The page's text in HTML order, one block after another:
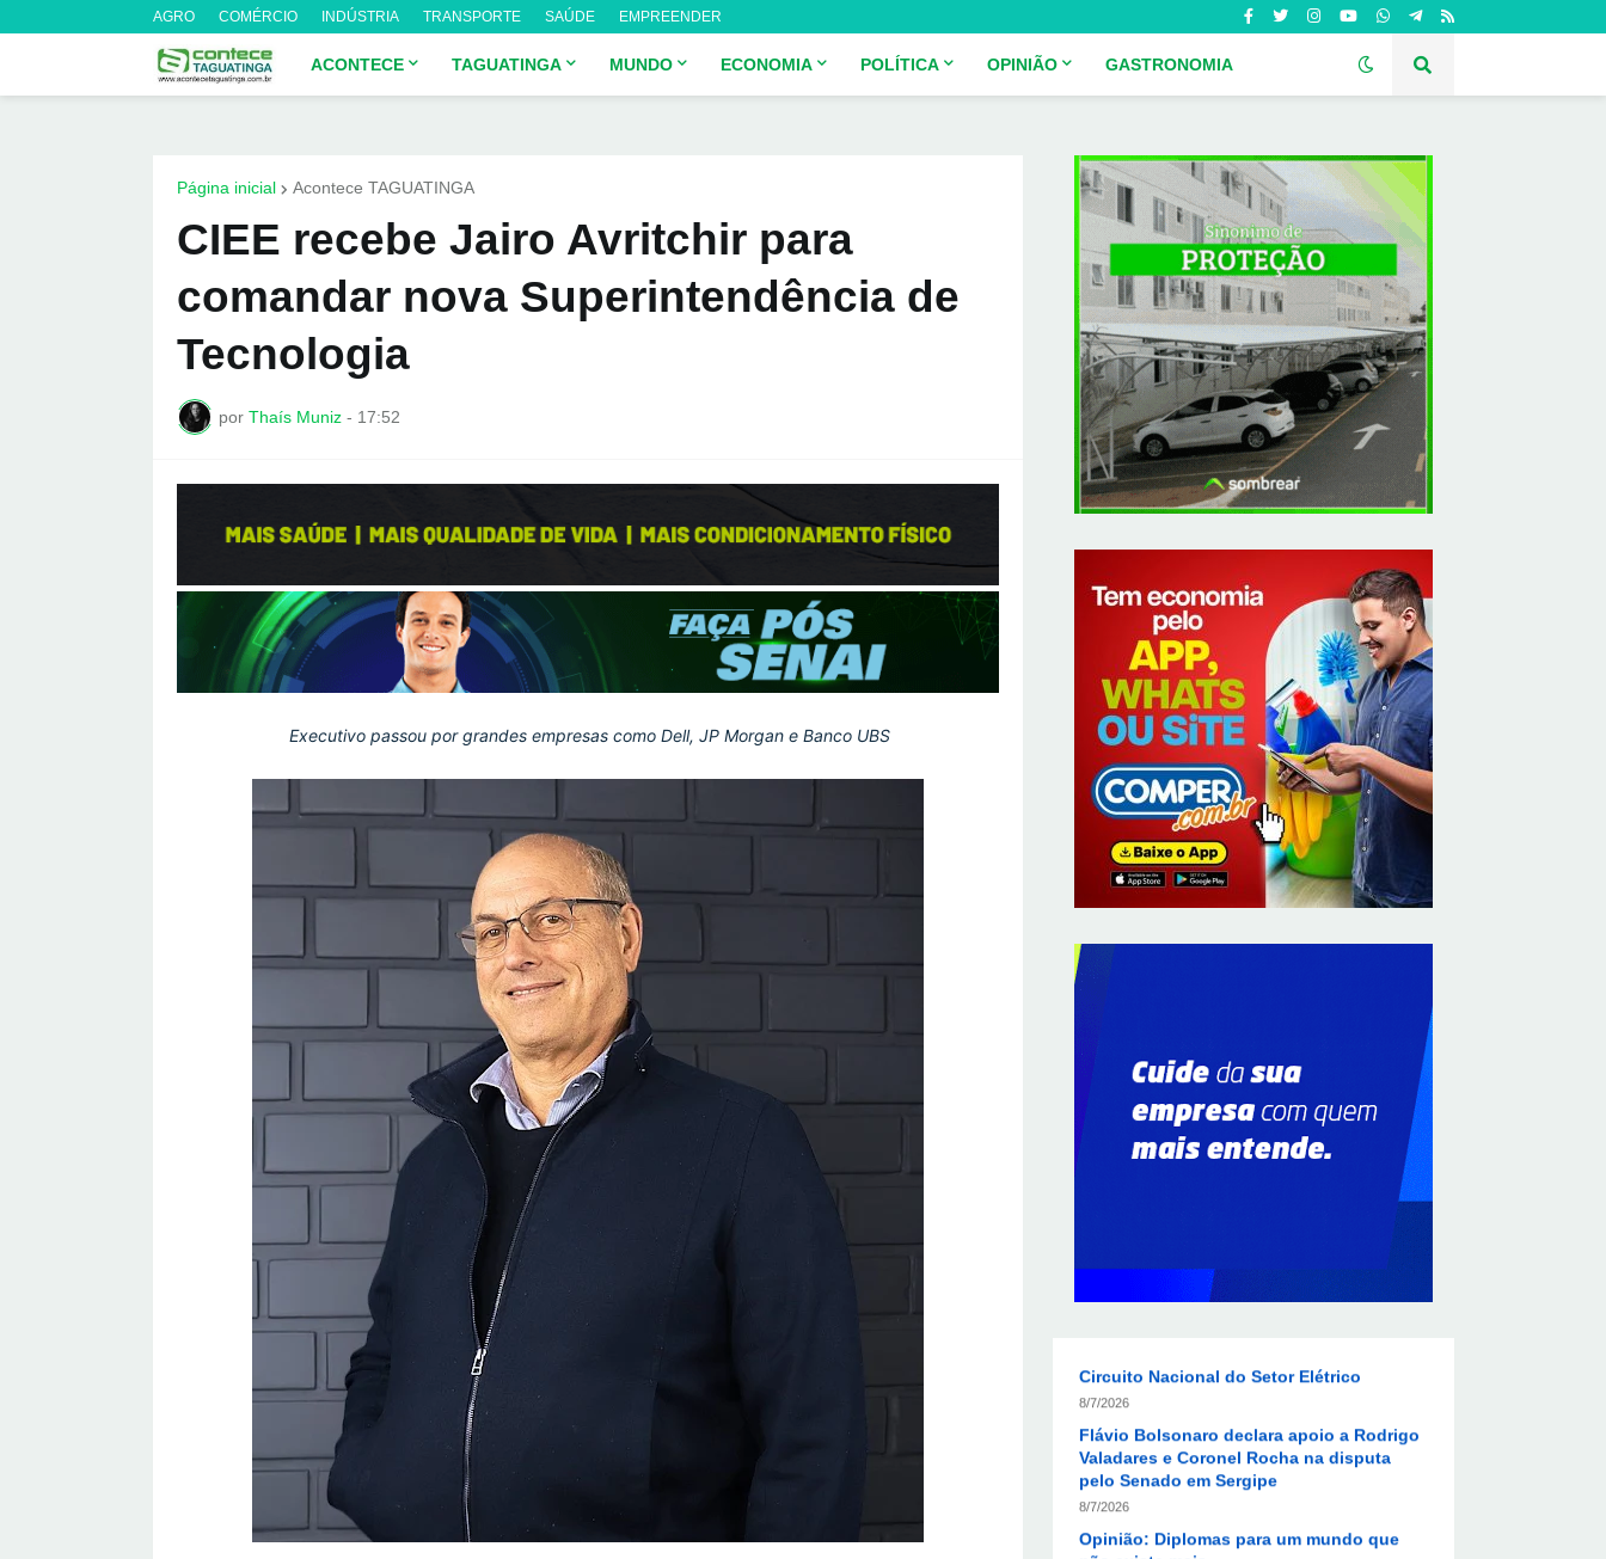
AGRO COMÉRCIO INDÚSTRIA TRANSPORTE SAÚDE EMPREENDER
ACONTECE TAGUATINGA MUNDO ECONOMIA POLÍTICA OPINIÃO GASTRONOMIA
Página inicial Acontece TAGUATINGA
CIEE recebe Jairo Avritchir para
comandar nova Superintendência de
Tecnologia
por Thaís Muniz - 17:52
Executivo passou por grandes empresas como Dell, JP Morgan e Banco UBS
Em convenção do Republicanos, Flávio
Bolsonaro anuncia apoio a Cristiane Britto
ABIMAQ promove workshop sobre contas
8/7/2026
KRJ destaca conector KARP durante o 55º
Flávio Bolsonaro declara apoio a Rodrigo
Valadares e Coronel Rocha na disputa
pelo Senado em Sergipe
8/7/2026
Opinião: Diplomas para um mundo que
não existe mais
8/7/2026